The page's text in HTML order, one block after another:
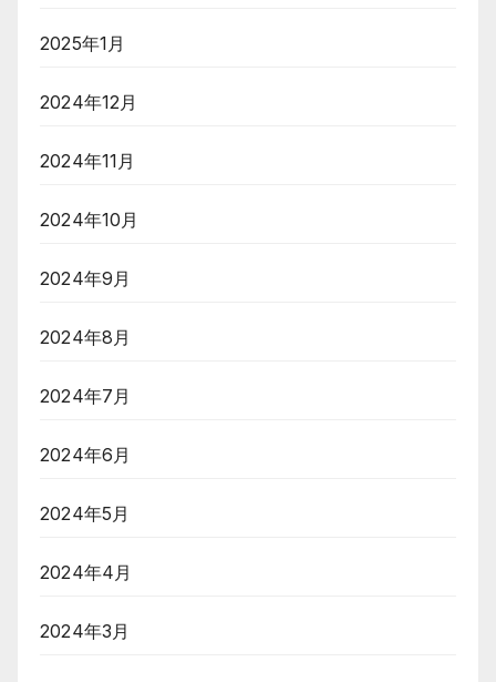
2025年1月
2024年12月
2024年11月
2024年10月
2024年9月
2024年8月
2024年7月
2024年6月
2024年5月
2024年4月
2024年3月